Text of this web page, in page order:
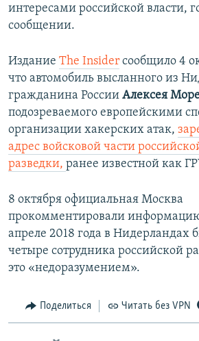
интересами российской власти,
сообщении.
Издание The Insider сообщило 4
что автомобиль высланного из
гражданина России Алексея
подозреваемого европейскими
организации хакерских атак,
адрес войсковой части
разведки, ранее известной как
8 октября официальная Москва
прокомментировали
апреле 2018 года в Нидерландах
четыре сотрудника российской
это «недоразумением».
Поделиться Читать без VPN